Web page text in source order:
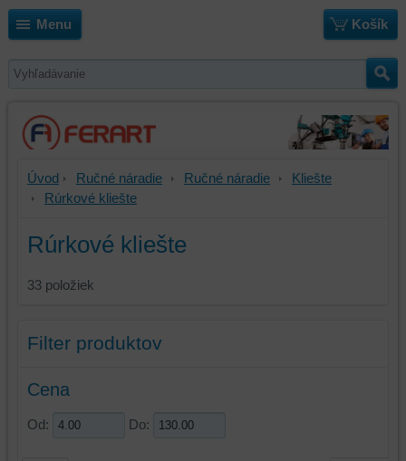
Menu Košík
Úvod Ručné náradie Ručné náradie
Kliešte
Rúrkové kliešte
Rúrkové kliešte
33 položiek
Filter produktov
Cena
Od: Do: